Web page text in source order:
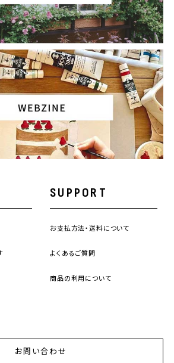
SUPPORT
お支払方法・送料について
よくあるご質問
商品の利用について
お問い合わせ